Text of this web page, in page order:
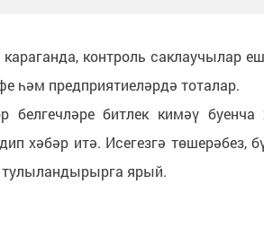
контроль саклаучылар
һәм предприятиеләрдә тоталар.
белгечләре битлек кимәү
хәбәр итә. Исегезгә төшерәбез,
тулыландырырга ярый.